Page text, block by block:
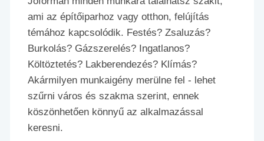
ami az építőiparhoz vagy otthon, felújítás
témához kapcsolódik. Festés? Zsaluzás?
Burkolás? Gázszerelés? Ingatlanos?
Költöztetés? Lakberendezés? Klímás?
Akármilyen munkaigény merülne fel - lehet
szűrni város és szakma szerint, ennek
köszönhetően könnyű az alkalmazással
keresni.